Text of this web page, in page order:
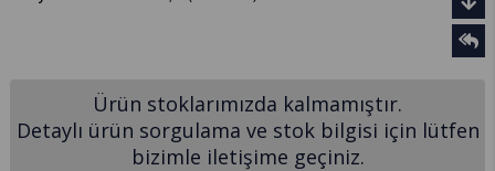
Ürün stoklarımızda kalmamıştır.
Detaylı ürün sorgulama ve stok bilgisi için lütfen
bizimle iletişime geçiniz.